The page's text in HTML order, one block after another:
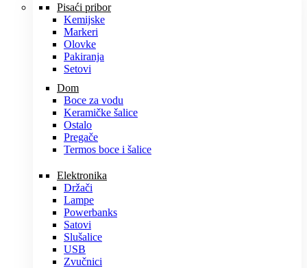
Pisaći pribor
Kemijske
Markeri
Olovke
Pakiranja
Setovi
Dom
Boce za vodu
Keramičke šalice
Ostalo
Pregače
Termos boce i šalice
Elektronika
Držači
Lampe
Powerbanks
Satovi
Slušalice
USB
Zvučnici